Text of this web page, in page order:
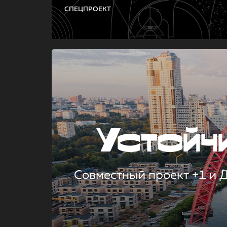
СПЕЦПРОЕКТ
Совместный проект +1 и